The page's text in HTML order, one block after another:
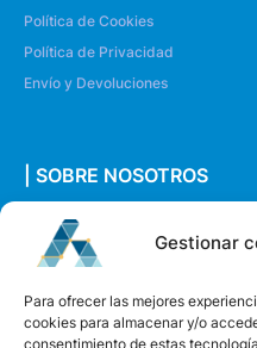
Gestionar
Para ofrecer las mejores
cookies para almacenar y/o
consentimiento de estas
Política de Cookies
Política de Privacidad
Envío y Devoluciones
| SOBRE NOSOTROS
Quiénes somos
Envíanos un mensaje